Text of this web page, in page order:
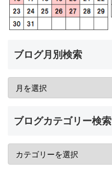
ブログ月別検索
ブログカテゴリー検索